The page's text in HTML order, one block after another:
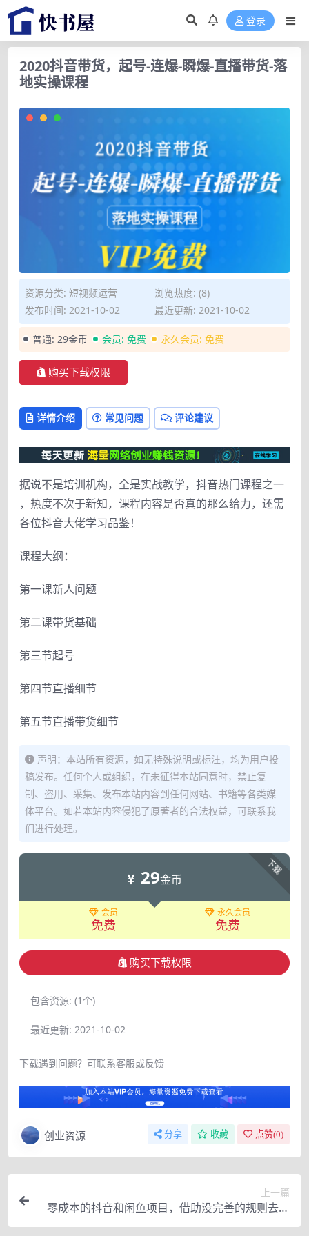
登录
2020抖音带货，起号-连爆-瞬爆-直播带货-落
地实操课程
资源分类: 短视频运营
浏览热度: (8)
发布时间: 2021-10-02
最近更新: 2021-10-02
普通: 29金币 会员: 免费 永久会员: 免费
购买下载权限
详情介绍 常见问题 评论建议
据说不是培训机构‮全，‬是实战教学‮抖，‬音热门课程之一‮
热，‬度不次于‮知新‬，课程内容‮否是‬真的那么给‮，力‬还需
各位‮音抖‬大佬学‮品习‬鉴！
课程大纲：
第一课新人问题
第二课带货基础
第三节起号
第四节直播细节
第五节直播带货细节
声明：本站所有资源，如无特殊说明或标注，均为用户投
稿发布。任何个人或组织，在未征得本站同意时，禁止复
制、盗用、采集、发布本站内容到任何网站、书籍等各类媒
体平台。如若本站内容侵犯了原著者的合法权益，可联系我
们进行处理。
下载
29金币
会员
免费
永久会员
免费
购买下载权限
包含资源: (1个)
最近更新: 2021-10-02
下载遇到问题？可联系客服或反馈
创业资源 分享 收藏 点赞(0)
上一篇
零成本的抖音和闲鱼项目，借助没完善的规则去操
作